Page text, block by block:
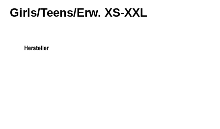
Girls/Teens/Erw. XS-XXL